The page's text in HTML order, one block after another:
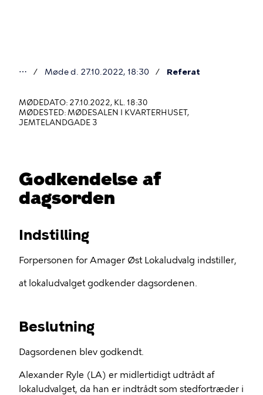
er
her
⋯ Møde d. 27.10.2022, 18:30 Referat
MØDEDATO: 27.10.2022, KL. 18:30
MØDESTED: MØDESALEN I KVARTERHUSET,
JEMTELANDGADE 3
Godkendelse af
dagsorden
Indstilling
Forpersonen for Amager Øst Lokaludvalg indstiller,
at lokaludvalget godkender dagsordenen.
Beslutning
Dagsordenen blev godkendt.
Alexander Ryle (LA) er midlertidigt udtrådt af
lokaludvalget, da han er indtrådt som stedfortræder i